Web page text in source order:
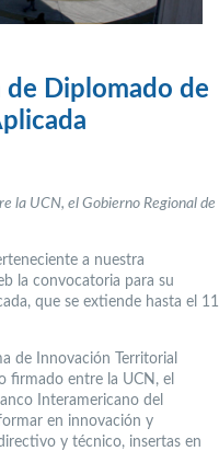
Diplomado de
la UCN, el Gobierno Regional de
a nuestra
la convocatoria para su
que se extiende hasta el 11
de Innovación Territorial
firmado entre la UCN, el
Interamericano del
en innovación y
y técnico, insertas en